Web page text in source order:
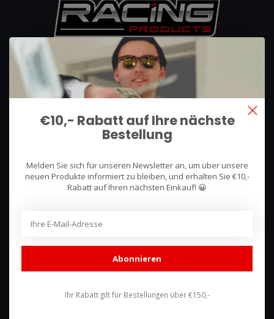
We use what we sell, that's the difference!
Hullerpad 13Q
Lunteren, Nederland
085 744 4602
shop@racing-products.com
Bewertungen
€10,- Rabatt auf Ihre nächste
Bestellung
Melden Sie sich für unseren Newsletter an, um über unsere
neuen Produkte informiert zu bleiben, und erhalten Sie €10,-
Rabatt auf Ihren nächsten Einkauf! 😀
Abonnieren
Ihr Rabatt gilt für Bestellungen über €150,-